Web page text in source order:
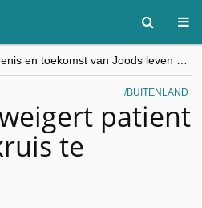
“Besnijdenisdebat toont hoe moeilijk seculiere Westen minderheden begrijpt”, Jinnih Beels (Vooruit)
CITYTRIP | ROEMENIË – Boekarest: de verrassing van Oost-Europa
goKosher lanceert nieuwe website en samenwerking met Mishpacha voor kosher travel en simchas wereldwijd
BUITENLAND
patient
te